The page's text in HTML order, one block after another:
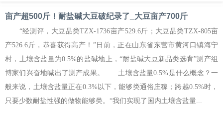
亩产超500斤！耐盐碱大豆破纪录了_大豆亩产700斤
“经测评，大豆品类TZX-1736亩产529.6斤；大豆品类TZX-805亩
产526.6斤，恭喜获得高产！”日前，正在山东省东营市黄河口镇海宁
村，土壤含盐量为0.5%的盐碱地上，“耐盐碱大豆新品类选育”测产组
博家们兴奋地喊出了测产成果。 土壤含盐量0.5%是什么概念？一
般来说，土壤含盐量正在0.3%以下，能够类通俗庄稼；跨越0.5%时，
只要少数耐盐性强的做物能够类。“我们实现了国内土壤含盐量...